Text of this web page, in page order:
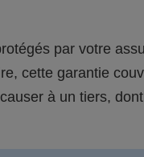
par votre
cette garantie
à un tiers,